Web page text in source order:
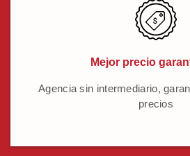
Mejor precio
Agencia sin intermediario,
precios